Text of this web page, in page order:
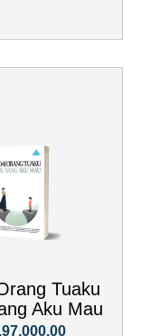
Tuaku
Aku Mau